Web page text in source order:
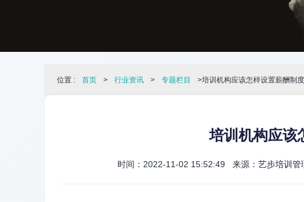
位置 : 首页 > 行业资讯 > 专题栏目 >培训机构应该怎样设置薪酬制度
培训机构应该
时间：2022-11-02 15:52:49 来源： 艺步培训管